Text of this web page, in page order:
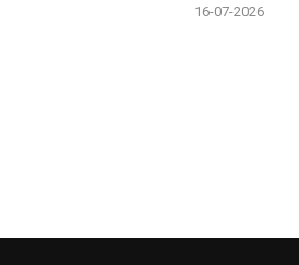
16-07-2026